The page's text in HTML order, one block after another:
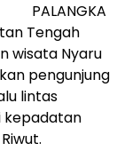
PALANGKA
Tengah
wisata Nyaru
pengunjung
lintas
kepadatan